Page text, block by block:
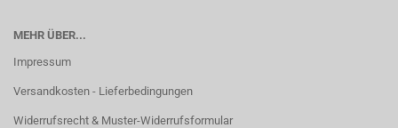
MEHR ÜBER...
Impressum
Versandkosten - Lieferbedingungen
Widerrufsrecht & Muster-Widerrufsformular